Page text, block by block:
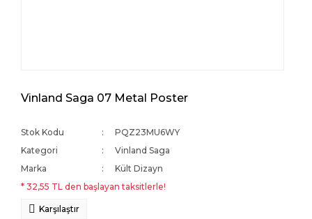
Vinland Saga 07 Metal Poster
Stok Kodu
PQZ23MU6WY
Kategori
Vinland Saga
Marka
Kült Dizayn
* 32,55 TL den başlayan taksitlerle!
Karşılaştır